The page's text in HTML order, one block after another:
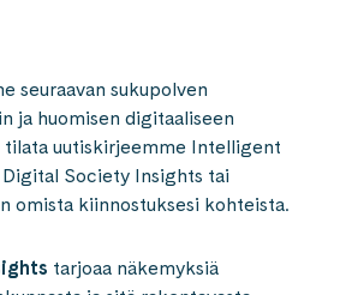
seuraavan sukupolven
ja huomisen digitaaliseen
tilata uutiskirjeemme Intelligent
Society Insights tai
omista kiinnostuksesi kohteista.
tarjoaa näkemyksiä